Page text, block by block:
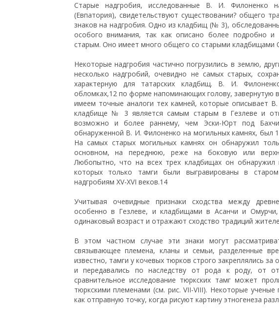
Старые надгробия, исследованные В. И. Филоненко
(Евпатория), свидетельствуют существовании? общего
знаков на надгробия. Одно из кладбищ (№ 3),
особого внимания, так как описано более подробно и
старым. Оно имеет много общего со старыми кладбищами
Некоторые надгробия частично погрузились в землю,
несколько надгробий, очевидно не самых старых,
характерную для татарских кладбищ. В. И.
обломках,12 по форме напоминающих голову, завернутую
имеем точные аналоги тех камней, которые описывает
кладбище № 3 является самым старым в Гезлеве и
возможно и более раннему, чем Эски-Юрт под
обнаруженной В. И. Филоненко на могильных камнях, был
На самых старых могильных камнях он обнаружил
основном, на переднюю, реже на боковую или
Любопытно, что на всех трех кладбищах он обнаружил
которых только тамги были выгравированы в
надгробиям XV-XVI веков.14
Учитывая очевидные признаки сходства между
особенно в Гезлеве, и кладбищами в Асанчи и
одинаковый возраст и отражают сходство традиций
В этом частном случае эти знаки могут
связывающее племена, кланы и семьи, разделенные
известно, тамги у кочевых тюрков строго закреплялись
и передавались по наследству от рода к роду, от
сравнительное исследование тюркских тамг может
тюркскими племенами (см. рис. VII-VIII). Некоторые
как отправную точку, когда рисуют картину этногенеза